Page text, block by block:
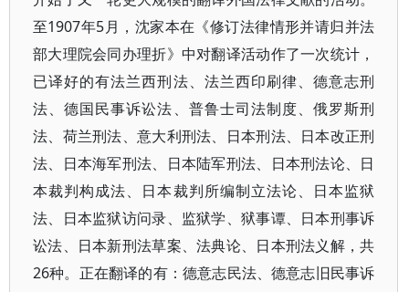
至1907年5月，沈家本在《修订法律情形并请归并法
部大理院会同办理折》中对翻译活动作了一次统计，
已译好的有法兰西刑法、法兰西印刷律、德意志刑
法、德国民事诉讼法、普鲁士司法制度、俄罗斯刑
法、荷兰刑法、意大利刑法、日本刑法、日本改正刑
法、日本海军刑法、日本陆军刑法、日本刑法论、日
本裁判构成法、日本裁判所编制立法论、日本监狱
法、日本监狱访问录、监狱学、狱事谭、日本刑事诉
讼法、日本新刑法草案、法典论、日本刑法义解，共
26种。正在翻译的有：德意志民法、德意志旧民事诉